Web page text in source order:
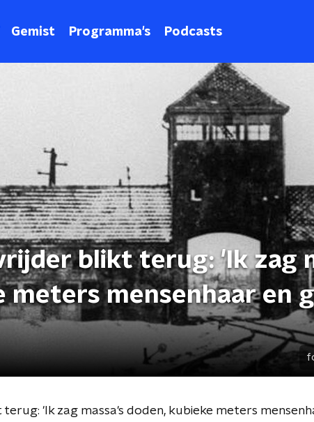
Gemist Programma's Podcasts
blikt terug: 'Ik zag
meters mensenhaar en
'Ik zag massa's doden, kubieke meters